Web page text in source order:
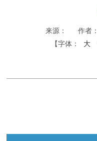
来源： 作者：
【字体：
大